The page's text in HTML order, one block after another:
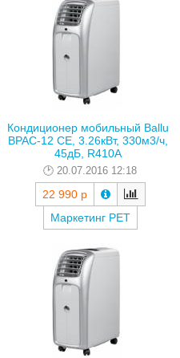
Кондиционер мобильный Ballu
BPAC-12 CE, 3.26кВт, 330м3/ч,
45дБ, R410A
20.07.2016 12:18
22 990 р
Маркетинг РЕТ